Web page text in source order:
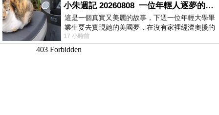
小朱週記 20260808_一位年輕人逐夢的真實故事
這是一個真實又美麗的故事，下週一位年輕大學畢
業生要去實現她的美國夢，在沒有家裡經濟奧援的
情況下，靠著自我努力工作累積出國基
17 小時前